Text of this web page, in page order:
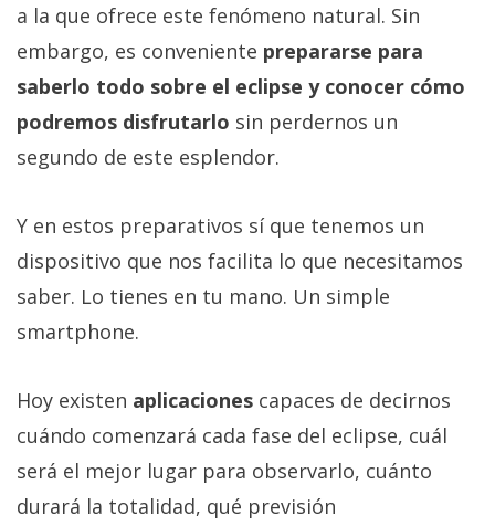
a la que ofrece este fenómeno natural. Sin
embargo, es conveniente prepararse para
saberlo todo sobre el eclipse y conocer cómo
podremos disfrutarlo sin perdernos un
segundo de este esplendor.
Y en estos preparativos sí que tenemos un
dispositivo que nos facilita lo que necesitamos
saber. Lo tienes en tu mano. Un simple
smartphone.
Hoy existen aplicaciones capaces de decirnos
cuándo comenzará cada fase del eclipse, cuál
será el mejor lugar para observarlo, cuánto
durará la totalidad, qué previsión